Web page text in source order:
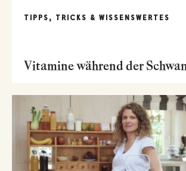
TIPPS, TRICKS & WISSENSWERTES
Vitamine während der